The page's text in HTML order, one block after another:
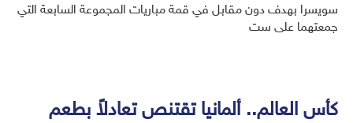
سويسرا بهدف دون مقابل في قمة مباريات المجموعة السابعة التي
جمعتهما على ست
كأس العالم.. ألمانيا تقتنص تعادلاً بطعم